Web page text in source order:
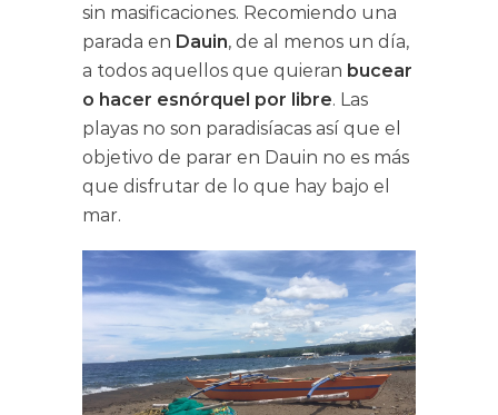
sin masificaciones. Recomiendo una
parada en Dauin, de al menos un día,
a todos aquellos que quieran bucear
o hacer esnórquel por libre. Las
playas no son paradisíacas así que el
objetivo de parar en Dauin no es más
que disfrutar de lo que hay bajo el
mar.